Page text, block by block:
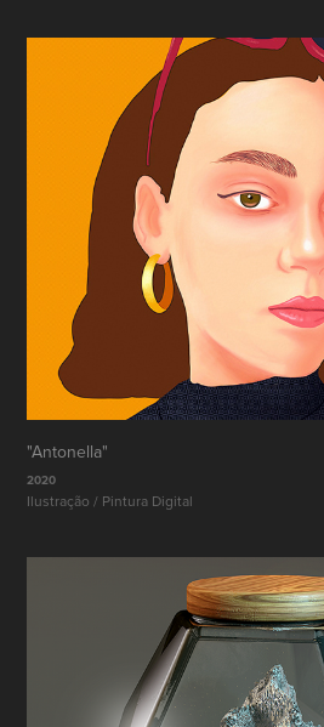
"Antonella"
2020
Ilustração / Pintura Digital